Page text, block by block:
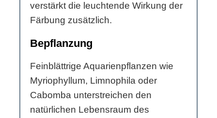
verstärkt die leuchtende Wirkung der
Färbung zusätzlich.
Bepflanzung
Feinblättrige Aquarienpflanzen wie
Myriophyllum, Limnophila oder
Cabomba unterstreichen den
natürlichen Lebensraum des